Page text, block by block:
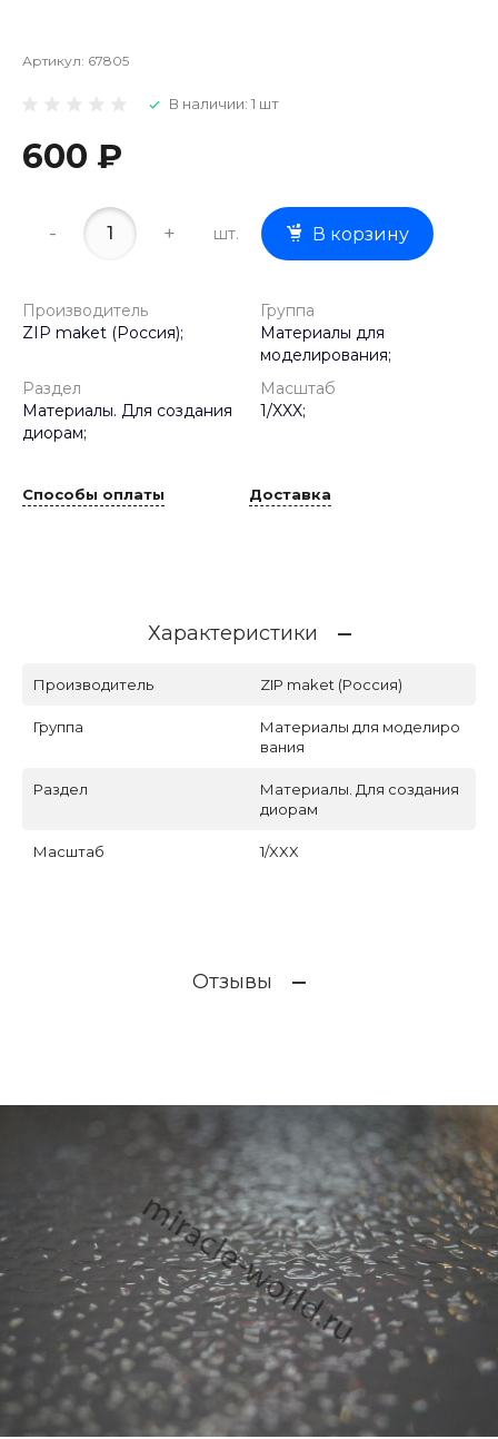
Артикул: 67805
В наличии: 1 шт
600 ₽
- + шт. В корзину
Производитель
ZIP maket (Россия);
Группа
Материалы для
моделирования;
Раздел
Материалы. Для создания
диорам;
Масштаб
1/XXX;
Способы оплаты Доставка
Характеристики
Производитель ZIP maket (Россия)
Группа
Материалы для моделиро
вания
Раздел
Материалы. Для создания
диорам
Масштаб 1/XXX
Отзывы